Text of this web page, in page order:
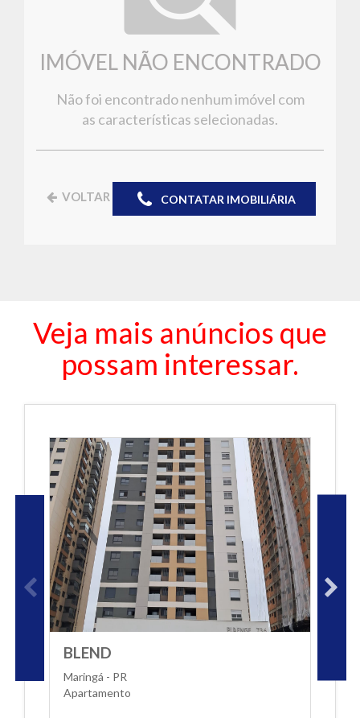
IMÓVEL NÃO ENCONTRADO
Não foi encontrado nenhum imóvel com
as características selecionadas.
VOLTAR CONTATAR IMOBILIÁRIA
Veja mais anúncios que
possam interessar.
BLEND
Maringá - PR
Apartamento